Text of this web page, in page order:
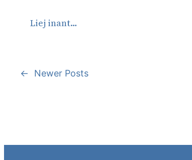
Liej inant…
← Newer Posts